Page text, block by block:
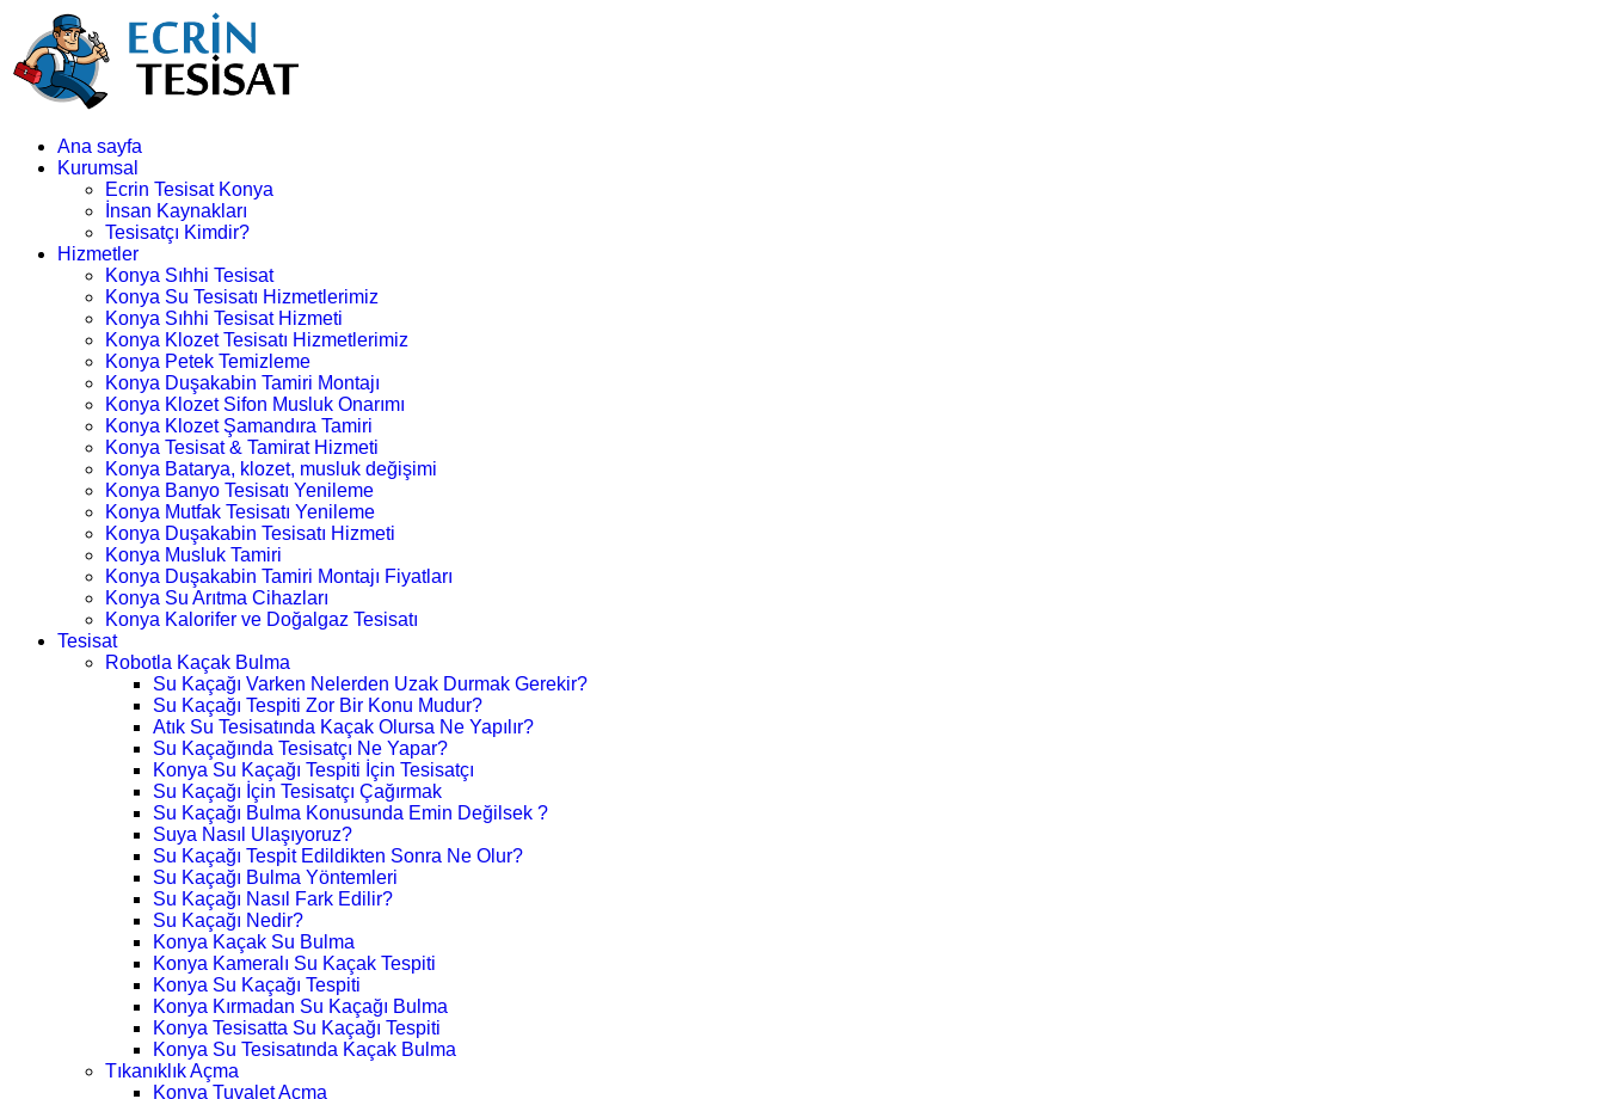
Ana sayfa
Kurumsal
Ecrin Tesisat Konya
İnsan Kaynakları
Tesisatçı Kimdir?
Hizmetler
Konya Sıhhi Tesisat
Konya Su Tesisatı Hizmetlerimiz
Konya Sıhhi Tesisat Hizmeti
Konya Klozet Tesisatı Hizmetlerimiz
Konya Petek Temizleme
Konya Duşakabin Tamiri Montajı
Konya Klozet Sifon Musluk Onarımı
Konya Klozet Şamandıra Tamiri
Konya Tesisat & Tamirat Hizmeti
Konya Batarya, klozet, musluk değişimi
Konya Banyo Tesisatı Yenileme
Konya Mutfak Tesisatı Yenileme
Konya Duşakabin Tesisatı Hizmeti
Konya Musluk Tamiri
Konya Duşakabin Tamiri Montajı Fiyatları
Konya Su Arıtma Cihazları
Konya Kalorifer ve Doğalgaz Tesisatı
Tesisat
Robotla Kaçak Bulma
Su Kaçağı Varken Nelerden Uzak Durmak Gerekir?
Su Kaçağı Tespiti Zor Bir Konu Mudur?
Atık Su Tesisatında Kaçak Olursa Ne Yapılır?
Su Kaçağında Tesisatçı Ne Yapar?
Konya Su Kaçağı Tespiti İçin Tesisatçı
Su Kaçağı İçin Tesisatçı Çağırmak
Su Kaçağı Bulma Konusunda Emin Değilsek ?
Suya Nasıl Ulaşıyoruz?
Su Kaçağı Tespit Edildikten Sonra Ne Olur?
Su Kaçağı Bulma Yöntemleri
Su Kaçağı Nasıl Fark Edilir?
Su Kaçağı Nedir?
Konya Kaçak Su Bulma
Konya Kameralı Su Kaçak Tespiti
Konya Su Kaçağı Tespiti
Konya Kırmadan Su Kaçağı Bulma
Konya Tesisatta Su Kaçağı Tespiti
Konya Su Tesisatında Kaçak Bulma
Tıkanıklık Açma
Konya Tuvalet Açma